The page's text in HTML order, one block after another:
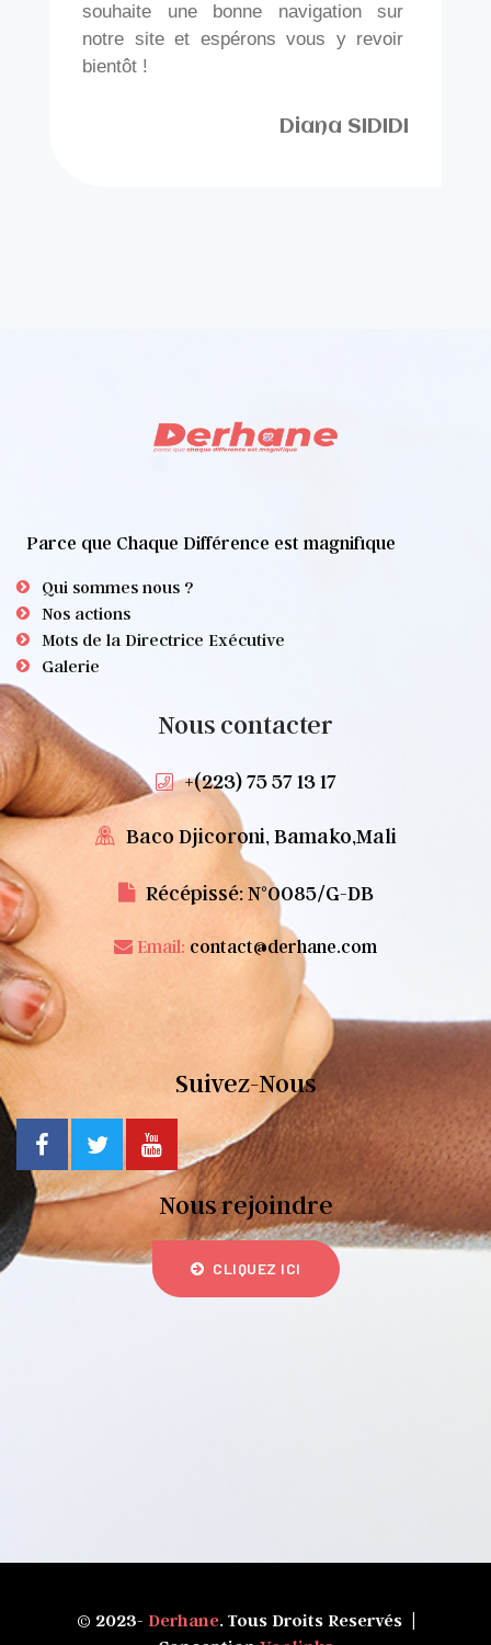
souhaite une bonne navigation sur
notre site et espérons vous y revoir
bientôt !
Diana SIDIDI
Parce que Chaque Différence est magnifique
Qui sommes nous ?
Nos actions
Mots de la Directrice Exécutive
Galerie
Nous contacter
+(223) 75 57 13 17
Baco Djicoroni, Bamako,Mali
Récépissé: N°0085/G-DB
Email: contact@derhane.com
Suivez-Nous
Nous rejoindre
CLIQUEZ ICI
© 2023- Derhane. Tous Droits Reservés |